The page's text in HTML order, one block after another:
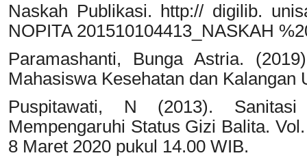
Naskah Publikasi. http:// digilib.
NOPITA 201510104413_NASKAH
Paramashanti, Bunga Astria.
Mahasiswa Kesehatan dan Kalangan
Puspitawati, N (2013).
Mempengaruhi Status Gizi Balita.
8 Maret 2020 pukul 14.00 WIB.